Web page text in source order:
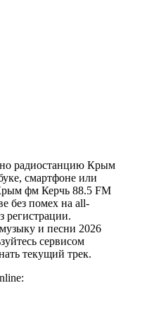
радиостанцию Крым
смартфоне или
фм Керчь 88.5 FM
без помех на all-
регистрации.
и песни 2026
сервисом
текущий трек.